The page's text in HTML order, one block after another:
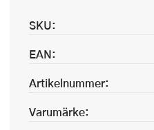
SKU:
EAN:
Artikelnummer:
Varumärke: